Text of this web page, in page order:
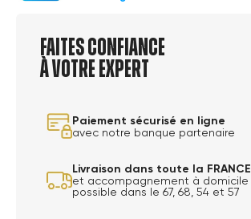
Faites confiance
à votre expert
Paiement sécurisé en ligne
avec notre banque partenaire
Livraison dans toute la FRANCE
et accompagnement à domicile
possible dans le 67, 68, 54 et 57